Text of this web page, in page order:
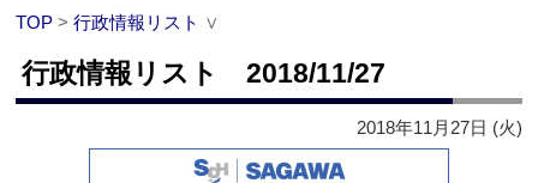
TOP >行政情報リスト ∨
行政情報リスト 2018/11/27
2018年11月27日 (火)